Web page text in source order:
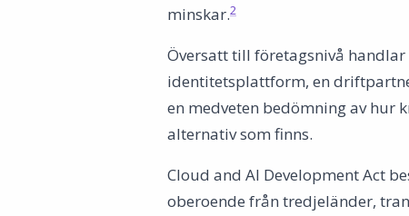
minskar.2
Översatt till företagsnivå
identitetsplattform, en
en medveten bedömning av hur
alternativ som finns.
Cloud and AI Development Act
oberoende från tredjeländer,